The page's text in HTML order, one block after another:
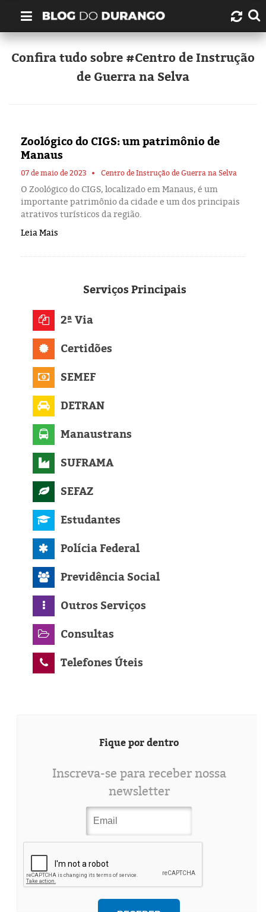
Quem é Durango Duarte?
Links úteis
Artigos
Amazonas
Manaus
Pesquisas
Confira tudo sobre #Centro de Instrução
de Guerra na Selva
Zoológico do CIGS: um patrimônio de
Manaus
07 de maio de 2023 Centro de Instrução de Guerra na Selva
O Zoológico do CIGS, localizado em Manaus, é um
importante patrimônio da cidade e um dos principais
atrativos turísticos da região.
Leia Mais
ServiçosPrincipais
2ª Via
Certidões
SEMEF
DETRAN
Manaustrans
SUFRAMA
SEFAZ
Estudantes
Polícia Federal
Previdência Social
Outros Serviços
Consultas
Telefones Úteis
Fique por dentro
Inscreva-se para receber nossa
newsletter